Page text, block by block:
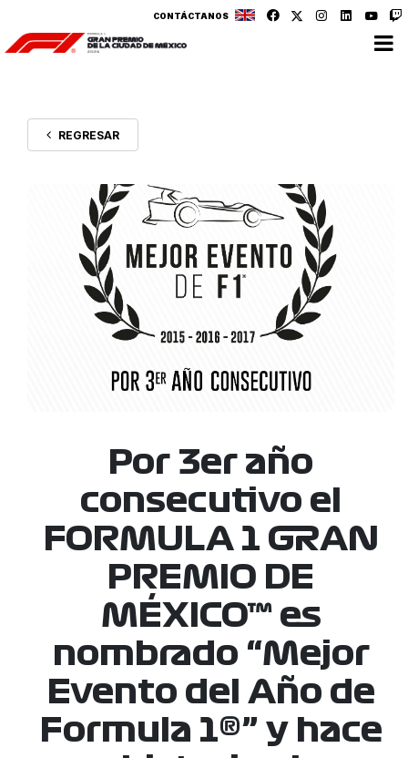
CONTÁCTANOS
REGRESAR
Por 3er año
consecutivo el
FORMULA 1 GRAN
PREMIO DE
MÉXICO™ es
nombrado “Mejor
Evento del Año de
Formula 1®” y hace